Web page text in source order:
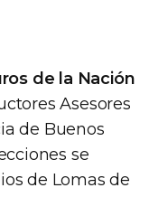
de la Nación
Asesores
de Buenos
se
de Lomas de